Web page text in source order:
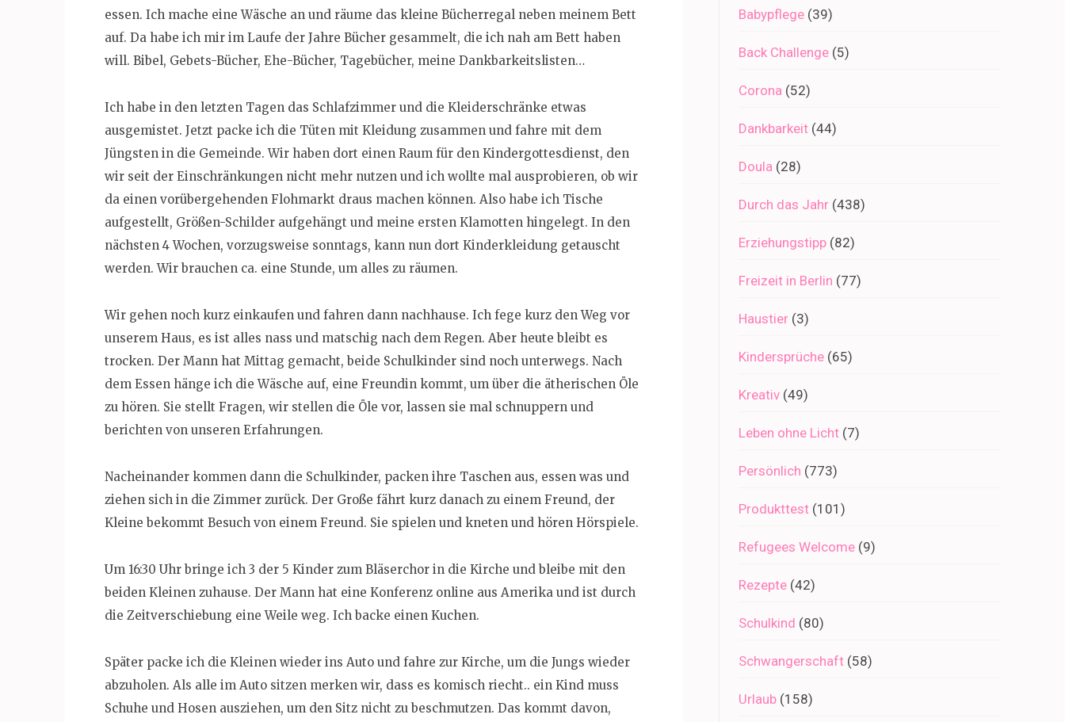
essen. Ich mache eine Wäsche an und räume das kleine Bücherregal neben meinem Bett
auf. Da habe ich mir im Laufe der Jahre Bücher gesammelt, die ich nah am Bett haben
will. Bibel, Gebets-Bücher, Ehe-Bücher, Tagebücher, meine Dankbarkeitslisten…
Ich habe in den letzten Tagen das Schlafzimmer und die Kleiderschränke etwas
ausgemistet. Jetzt packe ich die Tüten mit Kleidung zusammen und fahre mit dem
Jüngsten in die Gemeinde. Wir haben dort einen Raum für den Kindergottesdienst, den
wir seit der Einschränkungen nicht mehr nutzen und ich wollte mal ausprobieren, ob wir
da einen vorübergehenden Flohmarkt draus machen können. Also habe ich Tische
aufgestellt, Größen-Schilder aufgehängt und meine ersten Klamotten hingelegt. In den
nächsten 4 Wochen, vorzugsweise sonntags, kann nun dort Kinderkleidung getauscht
werden. Wir brauchen ca. eine Stunde, um alles zu räumen.
Wir gehen noch kurz einkaufen und fahren dann nachhause. Ich fege kurz den Weg vor
unserem Haus, es ist alles nass und matschig nach dem Regen. Aber heute bleibt es
trocken. Der Mann hat Mittag gemacht, beide Schulkinder sind noch unterwegs. Nach
dem Essen hänge ich die Wäsche auf, eine Freundin kommt, um über die ätherischen Öle
zu hören. Sie stellt Fragen, wir stellen die Öle vor, lassen sie mal schnuppern und
berichten von unseren Erfahrungen.
Nacheinander kommen dann die Schulkinder, packen ihre Taschen aus, essen was und
ziehen sich in die Zimmer zurück. Der Große fährt kurz danach zu einem Freund, der
Kleine bekommt Besuch von einem Freund. Sie spielen und kneten und hören Hörspiele.
Um 16:30 Uhr bringe ich 3 der 5 Kinder zum Bläserchor in die Kirche und bleibe mit den
beiden Kleinen zuhause. Der Mann hat eine Konferenz online aus Amerika und ist durch
die Zeitverschiebung eine Weile weg. Ich backe einen Kuchen.
Später packe ich die Kleinen wieder ins Auto und fahre zur Kirche, um die Jungs wieder
abzuholen. Als alle im Auto sitzen merken wir, dass es komisch riecht.. ein Kind muss
Schuhe und Hosen ausziehen, um den Sitz nicht zu beschmutzen. Das kommt davon,
Babypflege (39)
Back Challenge (5)
Corona (52)
Dankbarkeit (44)
Doula (28)
Durch das Jahr (438)
Erziehungstipp (82)
Freizeit in Berlin (77)
Haustier (3)
Kindersprüche (65)
Kreativ (49)
Leben ohne Licht (7)
Persönlich (773)
Produkttest (101)
Refugees Welcome (9)
Rezepte (42)
Schulkind (80)
Schwangerschaft (58)
Urlaub (158)